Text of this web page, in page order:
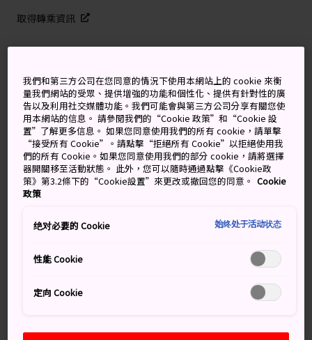
取得轉乘資訊
關鍵字 地圖
用藝術品點亮山鹿夜空
熊本縣
的夏季充滿各種祭典與活動，當中以山鹿燈籠祭
最為盛大。
別錯過
女舞者頭頂燈籠的舞蹈表演
晚上的煙火表演
我們和第三方公司在您同意的情況下使用本網站上的 cookie 來衡
量我們網站的受眾、提供增強的功能和個性化、提供有針對性的廣
告以及利用社交媒體功能。我們可能會與第三方公司分享有關您使
用本網站的信息。 請參閱我們的“Cookie 政策”和“Cookie 設
置”了解更多信息。 如果您同意使用我們的所有 cookie，請單擊
“接受所有 Cookie”。請點擊“拒絕所有 Cookie”以拒絕使用我
們的所有 Cookie。如果您同意使用我們的部分 cookie，請將選擇
器開關移至活動狀態。 此外，您可以隨時通過點擊《Cookie政
策》第3.2條下的“Cookie設置”來更改或撤回您的同意。 Cookie
政策
绝对必要的 Cookie 始终处于活动状态
性能 Cookie
定向 Cookie